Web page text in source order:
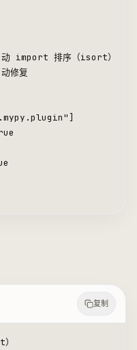
import 排序（isort）
修复
]
复制